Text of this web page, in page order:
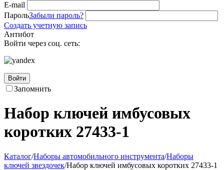
E-mail
ПарольЗабыли пароль?
Создать учетную запись
Антибот
Войти через соц. сеть:
Войти
Запомнить
Набор ключей имбусовых
коротких 27433-1
Каталог/Наборы автомобильного инструмента/Наборы
ключей звездочек/Набор ключей имбусовых коротких 27433-1